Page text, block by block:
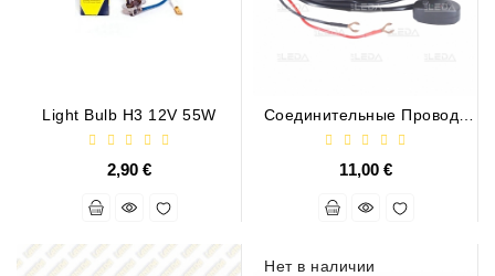
Light Bulb H3 12V 55W
2,90 €
Соединительные Провода
(ДТ 3 Контакта, 1 Выход)
11,00 €
Нет в наличии